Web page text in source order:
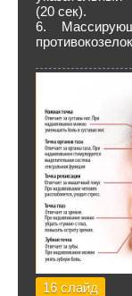
(20 сек).
6.
16 слайд